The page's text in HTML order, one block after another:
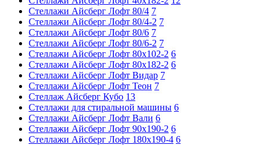
Стеллажи Айсберг Лофт 80/4 7
Стеллажи Айсберг Лофт 80/4-2 7
Стеллажи Айсберг Лофт 80/6 7
Стеллажи Айсберг Лофт 80/6-2 7
Стеллажи Айсберг Лофт 80х102-2 6
Стеллажи Айсберг Лофт 80х182-2 6
Стеллажи Айсберг Лофт Видар 7
Стеллажи Айсберг Лофт Теон 7
Стеллаж Айсберг Кубо 13
Стеллажи для стиральной машины 6
Стеллажи Айсберг Лофт Вали 6
Стеллажи Айсберг Лофт 90х190-2 6
Стеллажи Айсберг Лофт 180х190-4 6